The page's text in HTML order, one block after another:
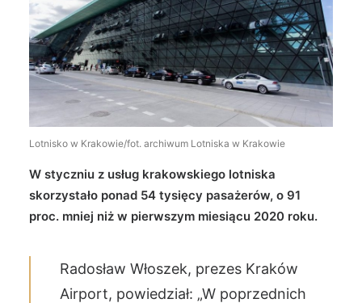
Wyszukiwanie
Lotnisko w Krakowie/fot. archiwum Lotniska w Krakowie
W styczniu z usług krakowskiego lotniska
skorzystało ponad 54 tysięcy pasażerów, o 91
proc. mniej niż w pierwszym miesiącu 2020 roku.
Radosław Włoszek, prezes Kraków
Airport, powiedział: „W poprzednich